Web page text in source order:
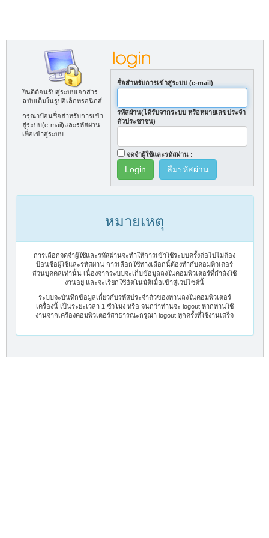
ชื่อสำหรับการเข้าสู่ระบบ (e-mail)
รหัสผ่าน(ได้รับจากระบบ หรือหมายเลขประจำ
ตัวประชาชน)
จดจำผู้ใช้และรหัสผ่าน :
ลืมรหัสผ่าน
ยินดีต้อนรับสู่ระบบเอกสาร
ฉบับเต็มในรูปอิเล็กทรอนิกส์
กรุณาป้อนชื่อสำหรับการเข้า
สู่ระบบ(e-mail)และรหัสผ่าน
เพื่อเข้าสู่ระบบ
หมายเหตุ
การเลือกจดจำผู้ใช้และรหัสผ่านจะทำให้การเข้าใช้ระบบครั้งต่อไปไม่ต้อง
ป้อนชื่อผู้ใช้และรหัสผ่าน การเลือกใช้ทางเลือกนี้ต้องทำกับคอมพิวเตอร์
ส่วนบุคคลเท่านั้น เนื่องจากระบบจะเก็บข้อมูลลงในคอมพิวเตอร์ที่กำลังใช้
งานอยู่ และจะเรียกใช้อัตโนมัติเมื่อเข้าสู่เวปไซต์นี้
ระบบจะบันทึกข้อมูลเกี่ยวกับรหัสประจำตัวของท่านลงในคอมพิวเตอร์
เครื่องนี้ เป็นระยะเวลา 1 ชั่วโมง หรือ จนกว่าท่านจะ logout หากท่านใช้
งานจากเครื่องคอมพิวเตอร์สาธารณะกรุณา logout ทุกครั้งที่ใช้งานเสร็จ